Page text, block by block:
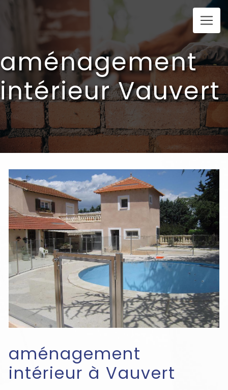
Panneau de gestion des cookies
aménagement
intérieur Vauvert
aménagement
intérieur à Vauvert